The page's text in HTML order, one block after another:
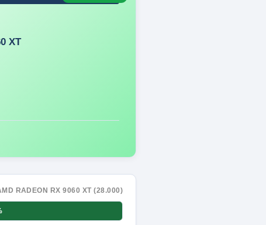
XT
RADEON RX 9060 XT (28.000)